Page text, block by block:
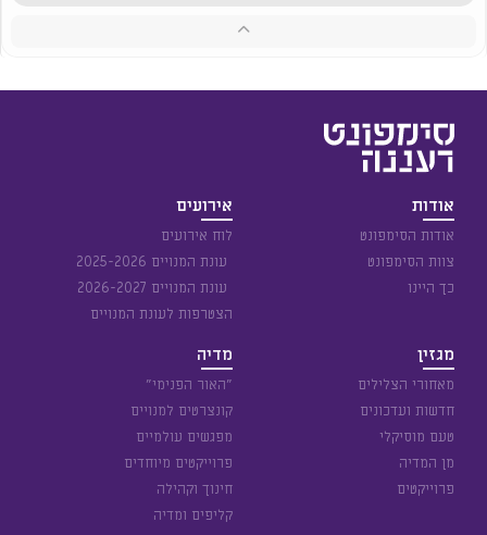
אודות
אודות הסימפונט
צוות הסימפונט
כך היינו
אירועים
לוח אירועים
עונת המנויים 2025-2026
עונת המנויים 2026-2027
הצטרפות לעונת המנויים
מגזין
מאחורי הצלילים
חדשות ועדכונים
טעם מוסיקלי
מן המדיה
פרוייקטים
מדיה
״האור הפנימי״
קונצרטים למנויים
מפגשים עולמיים
פרוייקטים מיוחדים
חינוך וקהילה
קליפים ומדיה